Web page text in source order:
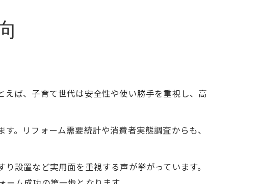
ば、子育て世代は安全性や使い勝手を重視し、高
。リフォーム需要統計や消費者実態調査からも、
設置など実用面を重視する声が挙がっています。